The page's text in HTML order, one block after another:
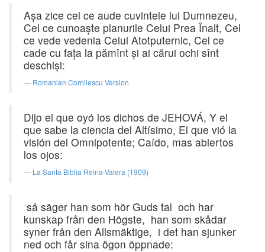
Aşa zice cel ce aude cuvintele lui Dumnezeu,
Cel ce cunoaşte planurile Celui Prea Înalt, Cel
ce vede vedenia Celui Atotputernic, Cel ce
cade cu faţa la pămînt şi ai cărui ochi sînt
deschişi:
Romanian Cornilescu Version
Dijo el que oyó los dichos de JEHOVÁ, Y el
que sabe la ciencia del Altísimo, El que vió la
visión del Omnipotente; Caído, mas abiertos
los ojos:
La Santa Biblia Reina-Valera (1909)
så säger han som hör Guds tal och har
kunskap från den Högste, han som skådar
syner från den Allsmäktige, i det han sjunker
ned och får sina ögon öppnade: